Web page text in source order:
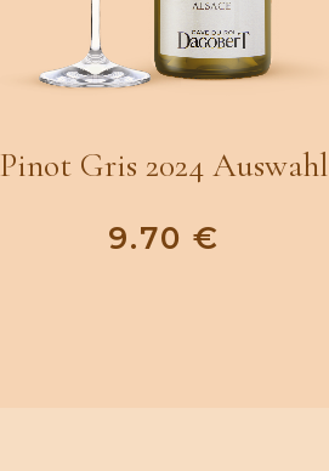
Pinot Gris 2024 Auswahl
9.70 €